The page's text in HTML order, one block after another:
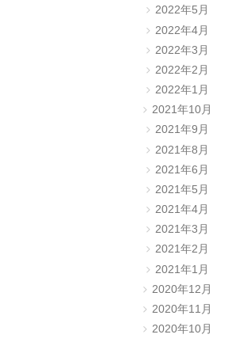
2022年5月
2022年4月
2022年3月
2022年2月
2022年1月
2021年10月
2021年9月
2021年8月
2021年6月
2021年5月
2021年4月
2021年3月
2021年2月
2021年1月
2020年12月
2020年11月
2020年10月